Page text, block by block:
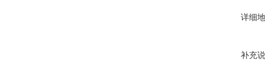
详细
补充